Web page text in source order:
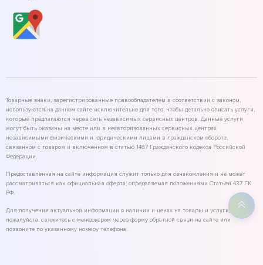
Товарные знаки, зарегистрированные правообладателем в соответствии с законом,
используются на данном сайте исключительно для того, чтобы детально описать услуги,
которые предлагаются через сеть независимых сервисных центров. Данные услуги
могут быть оказаны на месте или в неавторизованных сервисных центрах
независимыми физическими и юридическими лицами в гражданском обороте,
связанном с товаром и включенном в статью 1487 Гражданского кодекса Российской
Федерации.
Предоставленная на сайте информация служит только для ознакомления и не может
рассматриваться как официальная оферта, определяемая положениями Статьей 437 ГК
РФ.
Для получения актуальной информации о наличии и ценах на товары и услуги,
пожалуйста, свяжитесь с менеджером через форму обратной связи на сайте или
позвоните по указанному номеру телефона.